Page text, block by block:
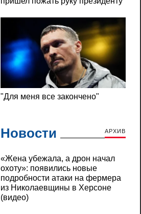
Новости АРХИВ
«Жена убежала, а дрон начал
охоту»: появились новые
подробности атаки на фермера
из Николаевщины в Херсоне
(видео)